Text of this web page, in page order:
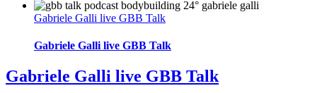
Gabriele Galli live GBB Talk
Gabriele Galli live GBB Talk
Gabriele Galli live GBB Talk